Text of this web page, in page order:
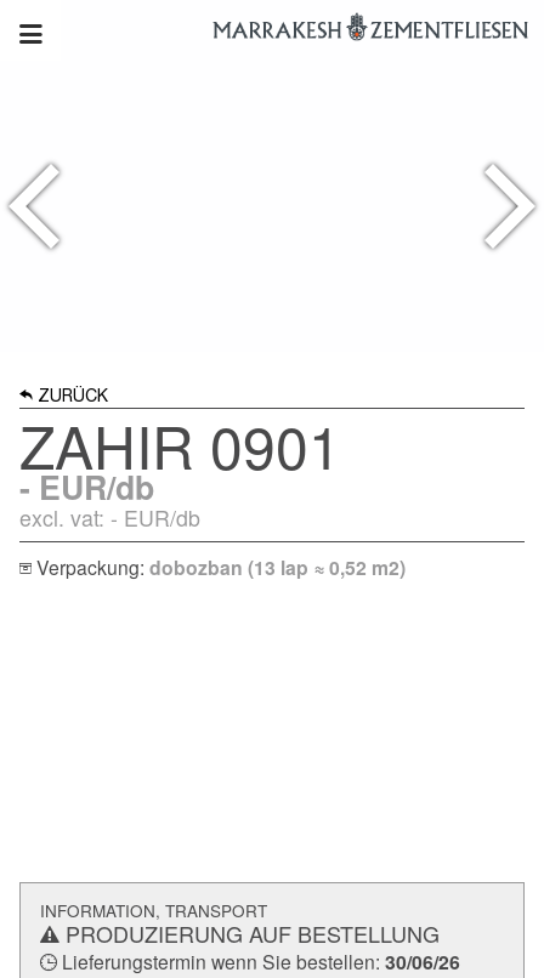
ZURÜCK
ZAHIR 0901
- EUR/db
excl. vat: - EUR/db
Verpackung: dobozban (13 lap ≈ 0,52 m2)
INFORMATION, TRANSPORT
PRODUZIERUNG AUF BESTELLUNG
Lieferungstermin wenn Sie bestellen: 30/06/26